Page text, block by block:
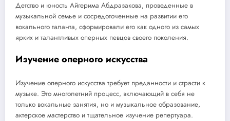
Детство и юность Айгерима Абдразакова, проведенные в
музыкальной семье и сосредоточенные на развитии его
вокального таланта, сформировали его как одного из самых
ярких и талантливых оперных певцов своего поколения.
Изучение оперного искусства
Изучение оперного искусства требует преданности и страсти к
музыке. Это многолетний процесс, включающий в себя не
только вокальные занятия, но и музыкальное образование,
актерское мастерство и тщательное изучение репертуара.